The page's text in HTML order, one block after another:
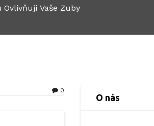
Vaše Zuby
0
O nás